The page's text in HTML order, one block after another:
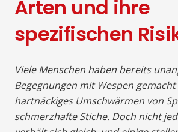
Arten und ihre
spezifischen
Viele Menschen haben bereits
Begegnungen mit Wespen
hartnäckiges Umschwärmen von
schmerzhafte Stiche. Doch nicht